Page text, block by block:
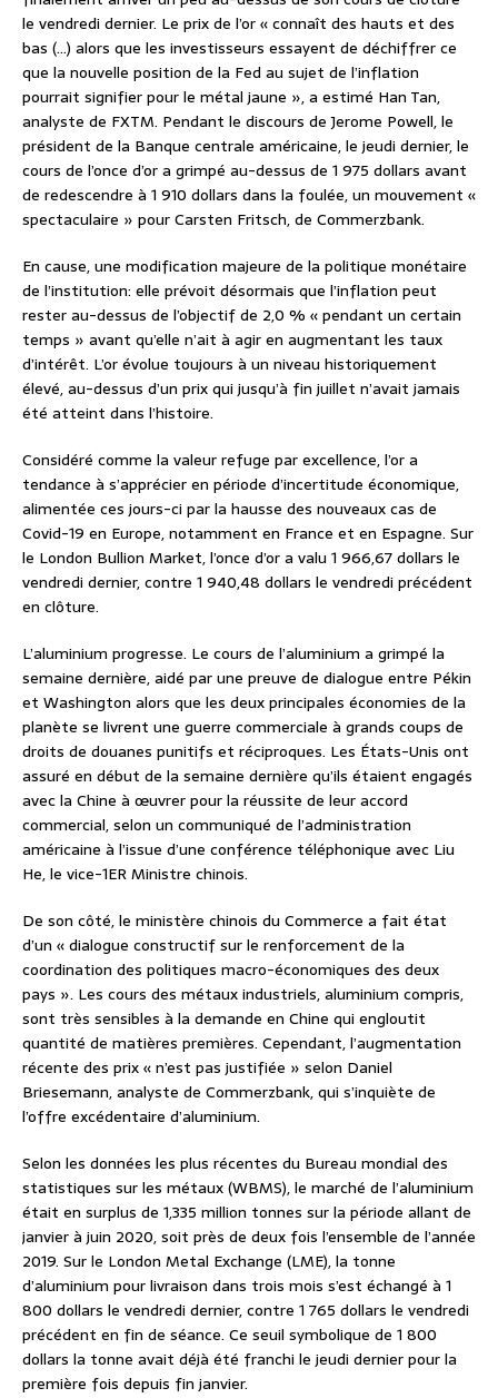
le vendredi dernier. Le prix de l’or « connaît des hauts et des
bas (…) alors que les investisseurs essayent de déchiffrer ce
que la nouvelle position de la Fed au sujet de l’inflation
pourrait signifier pour le métal jaune », a estimé Han Tan,
analyste de FXTM. Pendant le discours de Jerome Powell, le
président de la Banque centrale américaine, le jeudi dernier, le
cours de l’once d’or a grimpé au-dessus de 1 975 dollars avant
de redescendre à 1 910 dollars dans la foulée, un mouvement «
spectaculaire » pour Carsten Fritsch, de Commerzbank.
En cause, une modification majeure de la politique monétaire
de l’institution: elle prévoit désormais que l’inflation peut
rester au-dessus de l’objectif de 2,0 % « pendant un certain
temps » avant qu’elle n’ait à agir en augmentant les taux
d’intérêt. L’or évolue toujours à un niveau historiquement
élevé, au-dessus d’un prix qui jusqu’à fin juillet n’avait jamais
été atteint dans l’histoire.
Considéré comme la valeur refuge par excellence, l’or a
tendance à s’apprécier en période d’incertitude économique,
alimentée ces jours-ci par la hausse des nouveaux cas de
Covid-19 en Europe, notamment en France et en Espagne. Sur
le London Bullion Market, l’once d’or a valu 1 966,67 dollars le
vendredi dernier, contre 1 940,48 dollars le vendredi précédent
en clôture.
L’aluminium progresse. Le cours de l’aluminium a grimpé la
semaine dernière, aidé par une preuve de dialogue entre Pékin
et Washington alors que les deux principales économies de la
planète se livrent une guerre commerciale à grands coups de
droits de douanes punitifs et réciproques. Les États-Unis ont
assuré en début de la semaine dernière qu’ils étaient engagés
avec la Chine à œuvrer pour la réussite de leur accord
commercial, selon un communiqué de l’administration
américaine à l’issue d’une conférence téléphonique avec Liu
He, le vice-1ER Ministre chinois.
De son côté, le ministère chinois du Commerce a fait état
d’un « dialogue constructif sur le renforcement de la
coordination des politiques macro-économiques des deux
pays ». Les cours des métaux industriels, aluminium compris,
sont très sensibles à la demande en Chine qui engloutit
quantité de matières premières. Cependant, l’augmentation
récente des prix « n’est pas justifiée » selon Daniel
Briesemann, analyste de Commerzbank, qui s’inquiète de
l’offre excédentaire d’aluminium.
Selon les données les plus récentes du Bureau mondial des
statistiques sur les métaux (WBMS), le marché de l’aluminium
était en surplus de 1,335 million tonnes sur la période allant de
janvier à juin 2020, soit près de deux fois l’ensemble de l’année
2019. Sur le London Metal Exchange (LME), la tonne
d’aluminium pour livraison dans trois mois s’est échangé à 1
800 dollars le vendredi dernier, contre 1 765 dollars le vendredi
précédent en fin de séance. Ce seuil symbolique de 1 800
dollars la tonne avait déjà été franchi le jeudi dernier pour la
première fois depuis fin janvier.